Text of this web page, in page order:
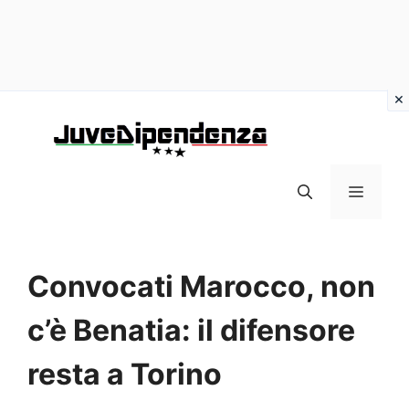
MENU
Convocati Marocco, non
c’è Benatia: il difensore
resta a Torino